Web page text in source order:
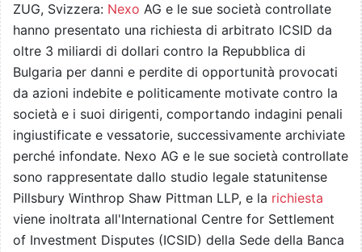
ZUG, Svizzera: Nexo AG e le sue società controllate
hanno presentato una richiesta di arbitrato ICSID da
oltre 3 miliardi di dollari contro la Repubblica di
Bulgaria per danni e perdite di opportunità provocati
da azioni indebite e politicamente motivate contro la
società e i suoi dirigenti, comportando indagini penali
ingiustificate e vessatorie, successivamente archiviate
perché infondate. Nexo AG e le sue società controllate
sono rappresentate dallo studio legale statunitense
Pillsbury Winthrop Shaw Pittman LLP, e la richiesta
viene inoltrata all'International Centre for Settlement
of Investment Disputes (ICSID) della Sede della Banca